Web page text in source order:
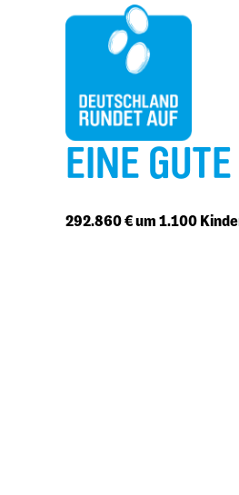
EINE
292.860 € um 1.100